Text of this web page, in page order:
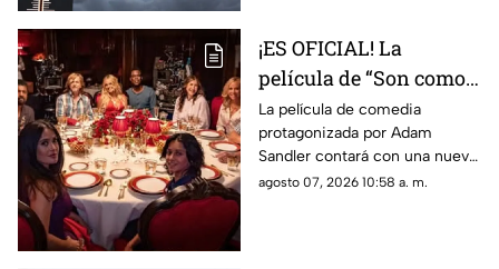
¡ES OFICIAL! La
película de “Son como
niños” contará con una
tercera parte; estos
actores regresan
La película de comedia
protagonizada por Adam
Sandler contará con una nueva
entrega tras más de una
agosto 07, 2026 10:58 a. m.